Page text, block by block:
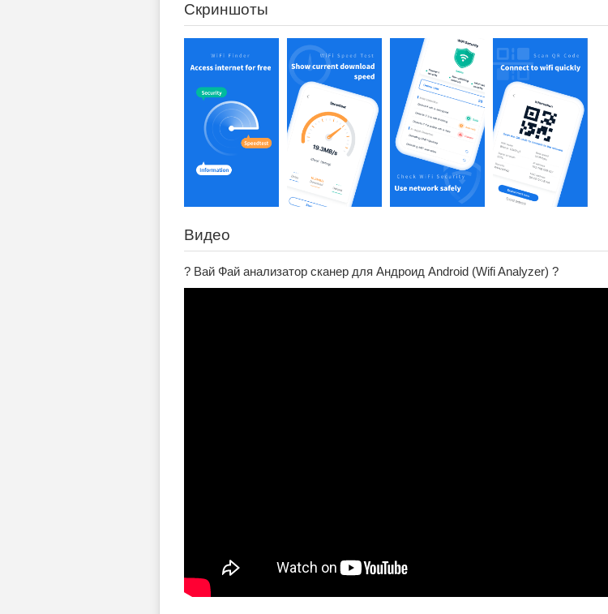
Скриншоты
Видео
? Вай Фай анализатор сканер для Андроид Android (Wifi Analyzer) ?